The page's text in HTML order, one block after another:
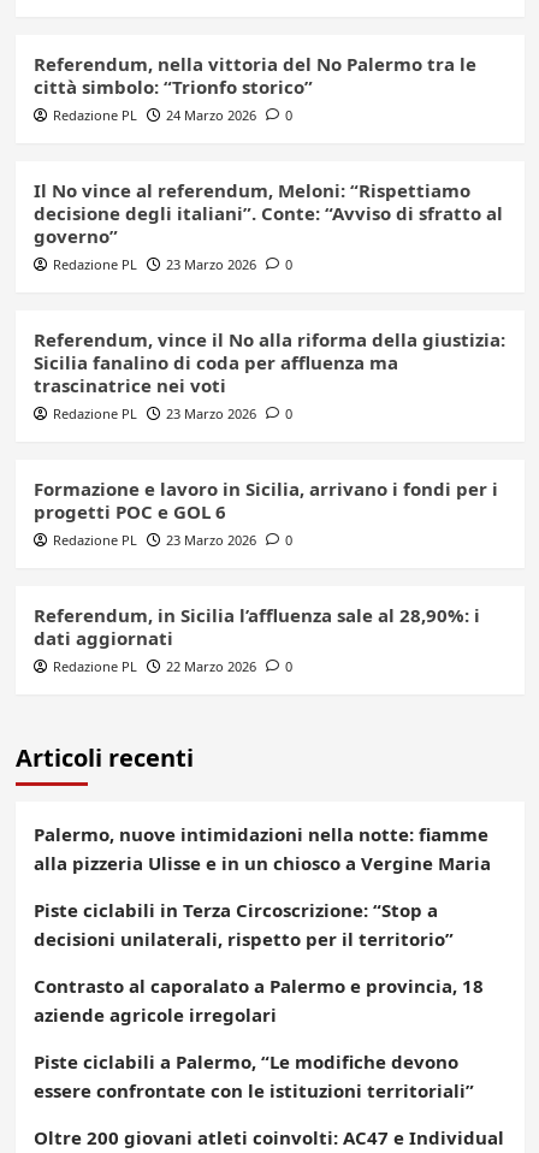
Referendum, nella vittoria del No Palermo tra le
città simbolo: “Trionfo storico”
Redazione PL 24 Marzo 2026 0
Il No vince al referendum, Meloni: “Rispettiamo
decisione degli italiani”. Conte: “Avviso di sfratto al
governo”
Redazione PL 23 Marzo 2026 0
Referendum, vince il No alla riforma della giustizia:
Sicilia fanalino di coda per affluenza ma
trascinatrice nei voti
Redazione PL 23 Marzo 2026 0
Formazione e lavoro in Sicilia, arrivano i fondi per i
progetti POC e GOL 6
Redazione PL 23 Marzo 2026 0
Referendum, in Sicilia l’affluenza sale al 28,90%: i
dati aggiornati
Redazione PL 22 Marzo 2026 0
Articoli recenti
Palermo, nuove intimidazioni nella notte: fiamme
alla pizzeria Ulisse e in un chiosco a Vergine Maria
Piste ciclabili in Terza Circoscrizione: “Stop a
decisioni unilaterali, rispetto per il territorio”
Contrasto al caporalato a Palermo e provincia, 18
aziende agricole irregolari
Piste ciclabili a Palermo, “Le modifiche devono
essere confrontate con le istituzioni territoriali”
Oltre 200 giovani atleti coinvolti: AC47 e Individual